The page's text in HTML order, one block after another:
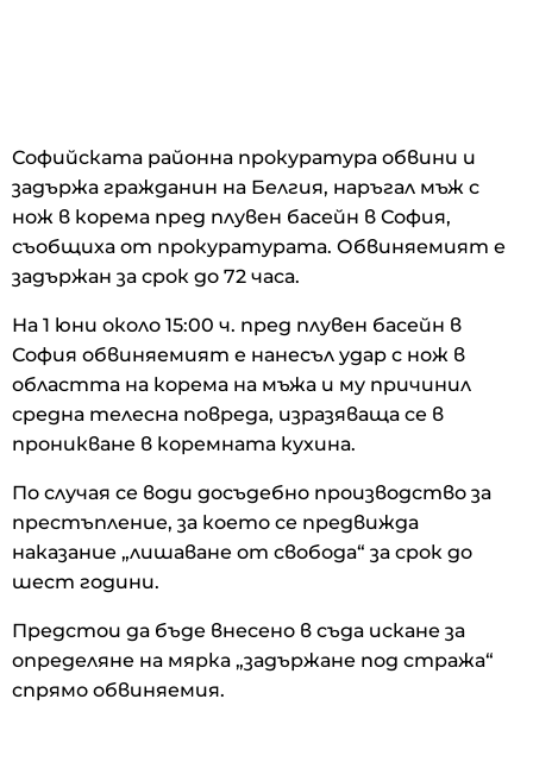
Софийската районна прокуратура обвини и
задържа гражданин на Белгия, наръгал мъж с
нож в корема пред плувен басейн в София,
съобщиха от прокуратурата. Обвиняемият е
задържан за срок до 72 часа.
На 1 юни около 15:00 ч. пред плувен басейн в
София обвиняемият е нанесъл удар с нож в
областта на корема на мъжа и му причинил
средна телесна повреда, изразяваща се в
проникване в коремната кухина.
По случая се води досъдебно производство за
престъпление, за което се предвижда
наказание „лишаване от свобода“ за срок до
шест години.
Предстои да бъде внесено в съда искане за
определяне на мярка „задържане под стража“
спрямо обвиняемия.